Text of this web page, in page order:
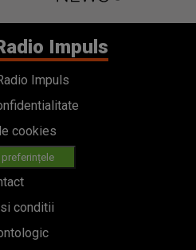
Impuls
Impuls
cookies
conditii